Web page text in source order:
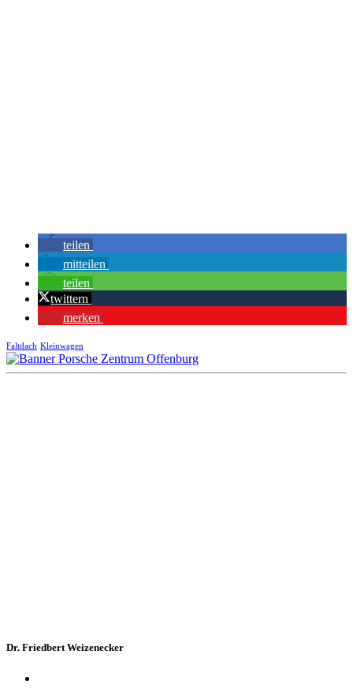
teilen
mitteilen
teilen
twittern
merken
Faltdach Kleinwagen
Dr. Friedbert Weizenecker